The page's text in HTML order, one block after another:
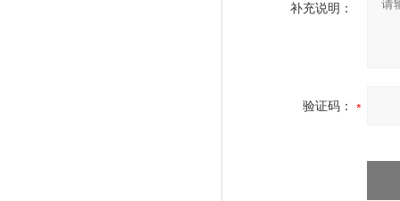
补充说明：
验证码：